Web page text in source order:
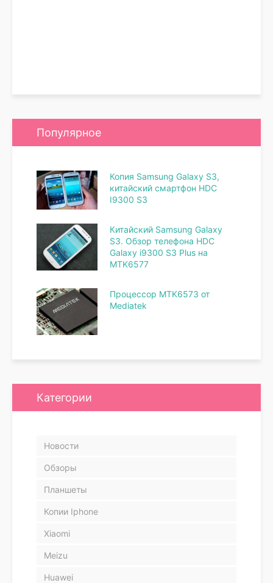
Популярное
Копия Samsung Galaxy S3,
китайский смартфон HDC
I9300 S3
Китайский Samsung Galaxy
S3. Обзор телефона HDC
Galaxy i9300 S3 Plus на
MTK6577
Процессор MTK6573 от
Mediatek
Категории
Новости
Обзоры
Планшеты
Копии Iphone
Xiaomi
Meizu
Huawei